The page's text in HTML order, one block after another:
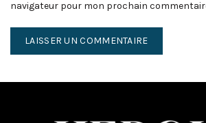
navigateur pour mon prochain